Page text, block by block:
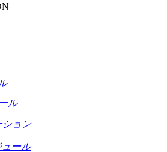
ル
ション
ール